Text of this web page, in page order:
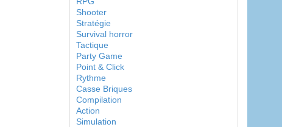
Shooter
Stratégie
Survival horror
Tactique
Party Game
Point & Click
Rythme
Casse Briques
Compilation
Action
Simulation